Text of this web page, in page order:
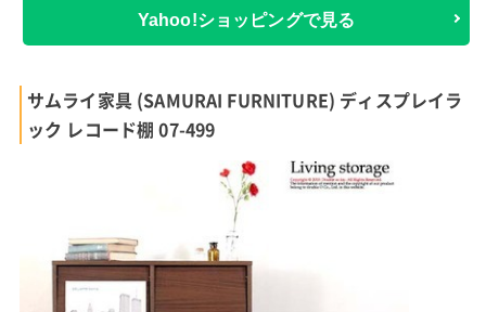
Yahoo!ショッピングで見る
サムライ家具 (SAMURAI FURNITURE) ディスプレイラ
ック レコード棚 07-499